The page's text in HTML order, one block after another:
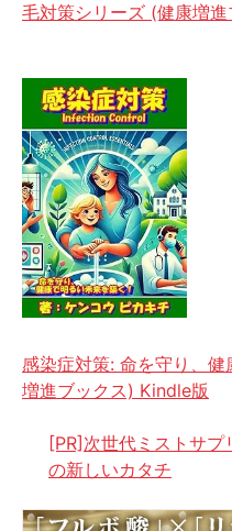
毛対策シリーズ (健康増
感染症対策: 命を守り、
増進ブックス) Kindle版
[PR]次世代ミストサ
の新しいカタチ